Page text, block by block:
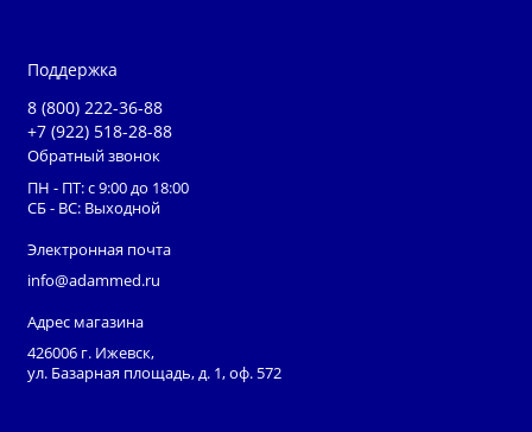
Поддержка
8 (800) 222-36-88
+7 (922) 518-28-88
Обратный звонок
ПН - ПТ: с 9:00 до 18:00
СБ - ВС: Выходной
Электронная почта
info@adammed.ru
Адрес магазина
426006 г. Ижевск,
ул. Базарная площадь, д. 1, оф. 572